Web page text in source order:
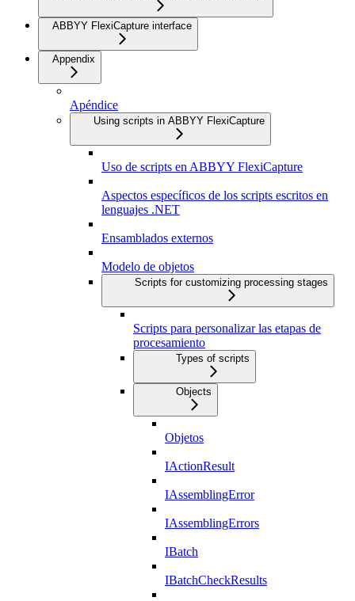
ABBYY FlexiCapture interface
Appendix
Apéndice
Using scripts in ABBYY FlexiCapture
Uso de scripts en ABBYY FlexiCapture
Aspectos específicos de los scripts escritos en
lenguajes .NET
Ensamblados externos
Modelo de objetos
Scripts for customizing processing stages
Scripts para personalizar las etapas de
procesamiento
Types of scripts
Objects
Objetos
IActionResult
IAssemblingError
IAssemblingErrors
IBatch
IBatchCheckResults